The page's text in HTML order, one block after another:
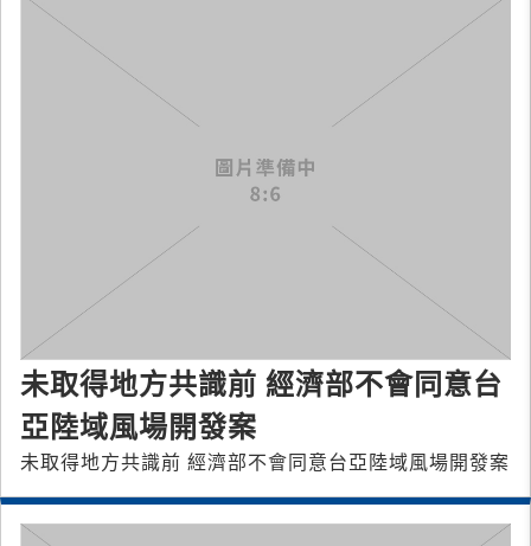
未取得地方共識前 經濟部不會同意台
亞陸域風場開發案
未取得地方共識前 經濟部不會同意台亞陸域風場開發案